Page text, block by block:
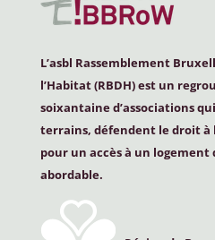
L’asbl Rassemblement
l’Habitat (RBDH) est un
soixantaine d’associations
terrains, défendent le droit
pour un accès à un
abordable.